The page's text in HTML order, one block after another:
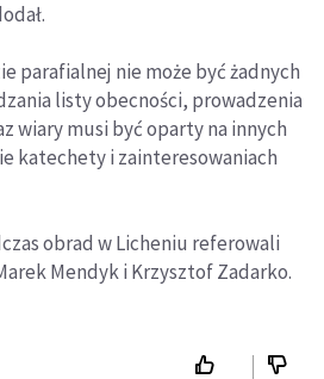
parafialnej nie może być żadnych
listy obecności, prowadzenia
wiary musi być oparty na innych
katechety i zainteresowaniach
obrad w Licheniu referowali
Mendyk i Krzysztof Zadarko.